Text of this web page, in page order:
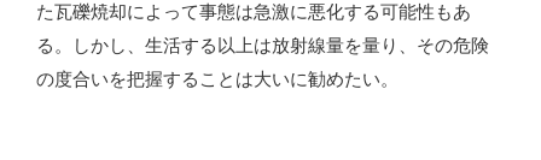
た瓦礫焼却によって事態は急激に悪化する可能性もあ
る。しかし、生活する以上は放射線量を量り、その危険
の度合いを把握することは大いに勧めたい。